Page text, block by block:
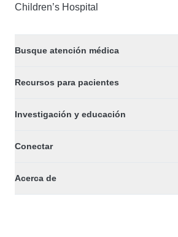
Children’s Hospital
Busque atención médica
Recursos para pacientes
Investigación y educación
Conectar
Acerca de